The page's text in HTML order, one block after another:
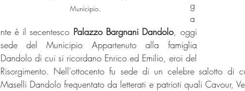
Municipio.
g
a
nte è il secentesco Palazzo Bargnani Dandolo, oggi
sede del Municipio Appartenuto alla famiglia
Dandolo di cui si ricordano Enrico ed Emilio, eroi del
Risorgimento. Nell'ottocento fu sede di un celebre salotto di
Maselli Dandolo frequentato da letterati e patrioti quali Cavour,